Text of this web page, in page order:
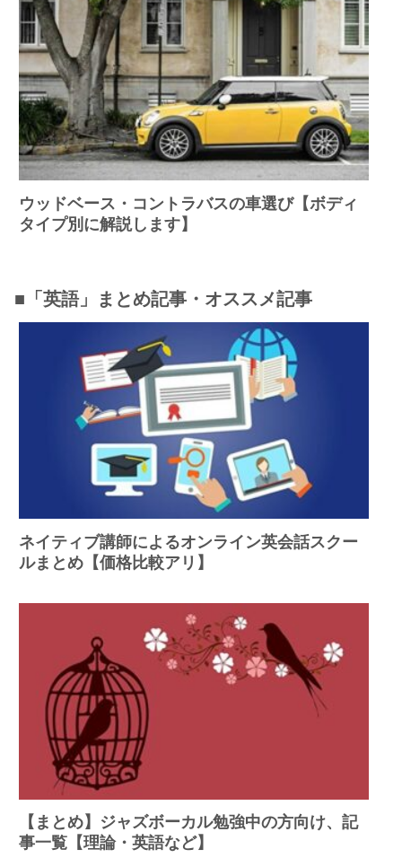
ウッドベース・コントラバスの車選び【ボディ
タイプ別に解説します】
■「英語」まとめ記事・オススメ記事
ネイティブ講師によるオンライン英会話スクー
ルまとめ【価格比較アリ】
【まとめ】ジャズボーカル勉強中の方向け、記
事一覧【理論・英語など】